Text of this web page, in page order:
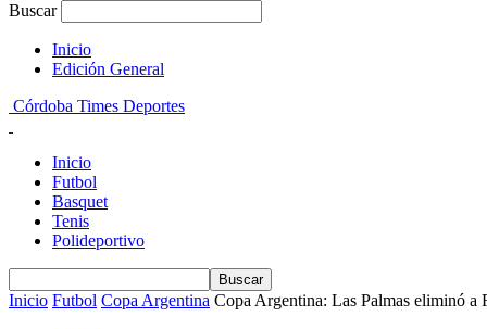
Buscar
Inicio
Edición General
Córdoba Times Deportes
Inicio
Futbol
Basquet
Tenis
Polideportivo
Inicio Futbol Copa Argentina Copa Argentina: Las Palmas eliminó a